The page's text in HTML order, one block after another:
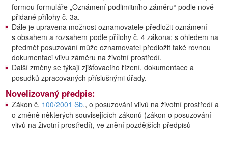
formou formuláře „Oznámení podlimitního záměru“ podle nově
přidané přílohy č. 3a.
Dále je upravena možnost oznamovatele předložit oznámení
s obsahem a rozsahem podle přílohy č. 4 zákona; s ohledem na
předmět posuzování může oznamovatel předložit také rovnou
dokumentaci vlivu záměru na životní prostředí.
Další změny se týkají zjišťovacího řízení, dokumentace a
posudků zpracovaných příslušnými úřady.
Novelizovaný předpis:
Zákon č. 100/2001 Sb., o posuzování vlivů na životní prostředí a
o změně některých souvisejících zákonů (zákon o posuzování
vlivů na životní prostředí), ve znění pozdějších předpisů